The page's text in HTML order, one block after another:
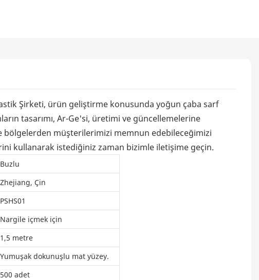
Şirketi, ürün geliştirme konusunda yoğun çaba sarf
tasarımı, Ar-Ge'si, üretimi ve güncellemelerine
bölgelerden müşterilerimizi memnun edebileceğimizi
kullanarak istediğiniz zaman bizimle iletişime geçin.
Buzlu
Zhejiang, Çin
PSHS01
Nargile içmek için
1,5 metre
Yumuşak dokunuşlu mat yüzey.
500 adet